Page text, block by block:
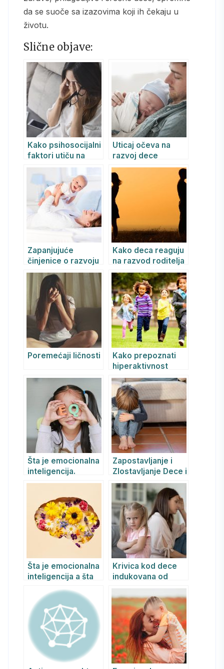
da se suoče sa izazovima koji ih čekaju u
životu.
Slične objave:
Kako psihosocijalni
faktori utiču na
nastanak
poremećaja
raspoloženja
Uticaj očeva na
razvoj dece
Zapanjujuće
činjenice o razvoju
emocija i psihe u
trudnoći
Kako deca reaguju
na razvod roditelja
Poremećaji ličnosti
Kako prepoznati
hiperaktivnost
(ADHD) kod deteta
Šta je emocionalna
inteligencija.
Razvoj
inteligencije kod
dece.
Zapostavljanje i
Zlostavljanje Dece i
Poremećaji
Ličnosti
Šta je emocionalna
inteligencija a šta
Krivica kod dece
indukovana od